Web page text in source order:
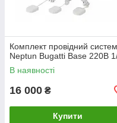
Комплект провідний
Neptun Bugatti Base 220B
В наявності
16 000 ₴
Купити